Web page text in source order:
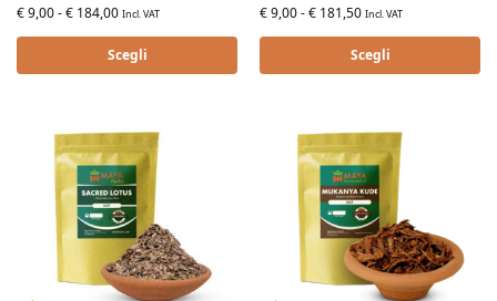
€9,00-€ 184,00 Incl. VAT
Scegli
€9,00-€ 181,50 Incl. VAT
Scegli